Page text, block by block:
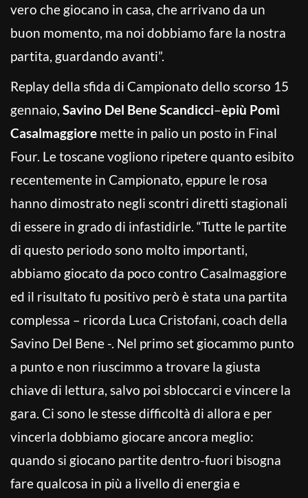
vero che giocano in casa, che arrivano da un
buon momento, ma noi dobbiamo fare la nostra
partita, guardando avanti”.
Replay della sfida di Campionato dello scorso 15
gennaio, Savino Del Bene Scandicci–èpiù Pomì
Casalmaggiore mette in palio un posto in Final
Four. Le toscane vogliono ripetere quanto esibito
recentemente in Campionato, eppure le rosa
hanno dimostrato negli scontri diretti stagionali
di essere in grado di infastidirle. “Tutte le partite
di questo periodo sono molto importanti,
abbiamo giocato da poco contro Casalmaggiore
ed il risultato fu positivo però è stata una partita
complessa – ricorda Luca Cristofani, coach della
Savino Del Bene -. Nel primo set giocammo punto
a punto e non riuscimmo a trovare la giusta
chiave di lettura, salvo poi sbloccarci e vincere la
gara. Ci sono le stesse difficoltà di allora e per
vincerla dobbiamo giocare ancora meglio:
quando si giocano partite dentro-fuori bisogna
fare qualcosa in più a livello di energia e